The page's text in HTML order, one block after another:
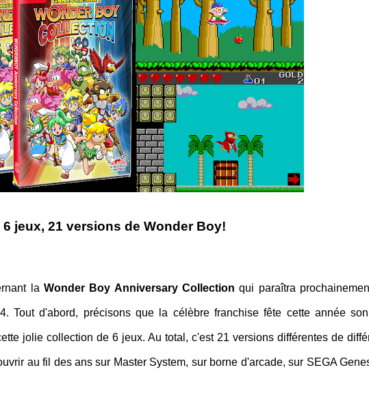
6 jeux, 21 versions de Wonder Boy!
la Wonder Boy Anniversary Collection qui paraîtra
Tout d'abord, précisons que la célèbre franchise fête cette année
jolie collection de 6 jeux. Au total, c'est 21 versions différentes de
au fil des ans sur Master System, sur borne d'arcade, sur SEGA